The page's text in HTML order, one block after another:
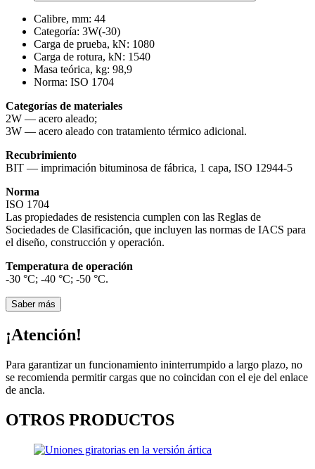
Calibre, mm: 44
Categoría: 3W(-30)
Carga de prueba, kN: 1080
Carga de rotura, kN: 1540
Masa teórica, kg: 98,9
Norma: ISO 1704
Categorías de materiales
2W — acero aleado;
3W — acero aleado con tratamiento térmico adicional.
Recubrimiento
BIT — imprimación bituminosa de fábrica, 1 capa, ISO 12944-5
Norma
ISO 1704
Las propiedades de resistencia cumplen con las Reglas de
Sociedades de Clasificación, que incluyen las normas de IACS para
el diseño, construcción y operación.
Temperatura de operación
-30 °С; -40 °С; -50 °С.
Saber más
¡Atención!
Para garantizar un funcionamiento ininterrumpido a largo plazo, no
se recomienda permitir cargas que no coincidan con el eje del enlace
de ancla.
OTROS PRODUCTOS